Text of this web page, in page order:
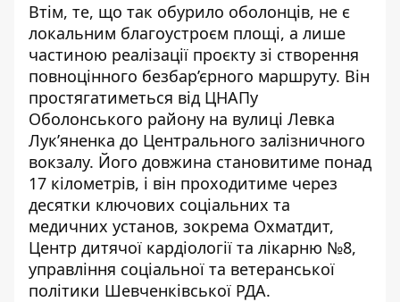
Втім, те, що так обурило оболонців, не є
локальним благоустроєм площі, а лише
частиною реалізації проєкту зі створення
повноцінного безбар’єрного маршруту. Він
простягатиметься від ЦНАПу
Оболонського району на вулиці Левка
Лук’яненка до Центрального залізничного
вокзалу. Його довжина становитиме понад
17 кілометрів, і він проходитиме через
десятки ключових соціальних та
медичних установ, зокрема Охматдит,
Центр дитячої кардіології та лікарню №8,
управління соціальної та ветеранської
політики Шевченківської РДА.